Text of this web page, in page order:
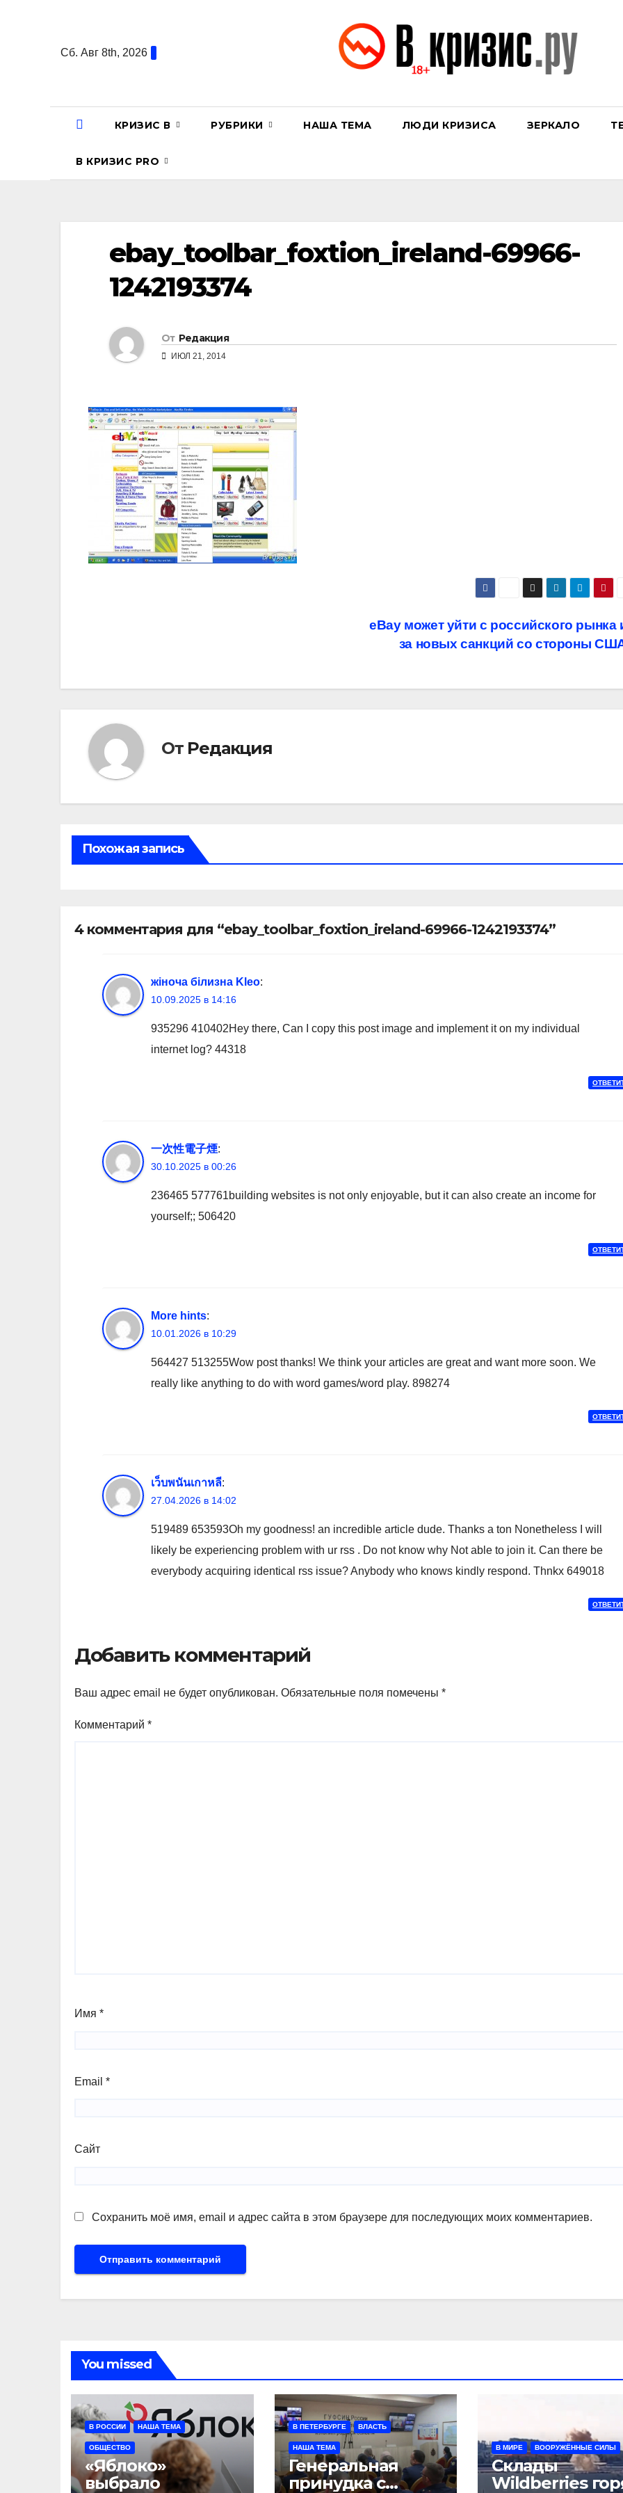
содержаниюСб. Авг 8th, 2026
КРИЗИС В РУБРИКИ НАША ТЕМА ЛЮДИ КРИЗИСА ЗЕРКАЛО
В КРИЗИС PRO
ebay_toolbar_foxtion_ireland-69966-
1242193374
От Редакция
ИЮЛ 21, 2014
записям
eBay может уйти с российского рынка
за новых санкций со стороны
От Редакция
Похожая запись
4 комментария для “ebay_toolbar_foxtion_ireland-69966-1242193374”
жіноча білизна Kleo:
10.09.2025 в 14:16
935296 410402Hey there, Can I copy this post image and implement it on my individual
internet log? 44318
一次性電子煙:
30.10.2025 в 00:26
236465 577761building websites is not only enjoyable, but it can also create an income for
yourself;; 506420
More hints:
10.01.2026 в 10:29
564427 513255Wow post thanks! We think your articles are great and want more soon. We
really like anything to do with word games/word play. 898274
เว็บพนันเกาหลี:
27.04.2026 в 14:02
519489 653593Oh my goodness! an incredible article dude. Thanks a ton Nonetheless I will
likely be experiencing problem with ur rss . Do not know why Not able to join it. Can there be
everybody acquiring identical rss issue? Anybody who knows kindly respond. Thnkx 649018
Добавить комментарий
Ваш адрес email не будет опубликован. Обязательные поля помечены *
Комментарий *
Имя *
Email *
Сайт
Сохранить моё имя, email и адрес сайта в этом браузере для последующих моих комментариев.
You missed
В РОССИИ НАША ТЕМА
ОБЩЕСТВО
«Яблоко»
выбрало
В ПЕТЕРБУРГЕ ВЛАСТЬ
НАША ТЕМА
Генеральная
принудка с
В МИРЕ ВООРУЖЁННЫЕ СИЛЫ
Склады
Wildberries